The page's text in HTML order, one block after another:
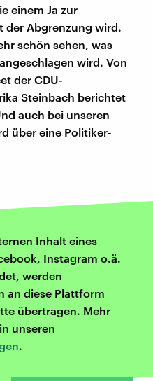
einem Ja zur
der Abgrenzung wird.
schön sehen, was
wird. Von
der CDU-
Steinbach berichtet
auch bei unseren
über eine Politiker-
Inhalt eines
Instagram o.ä.
werden
an diese Plattform
übertragen. Mehr
unseren
.